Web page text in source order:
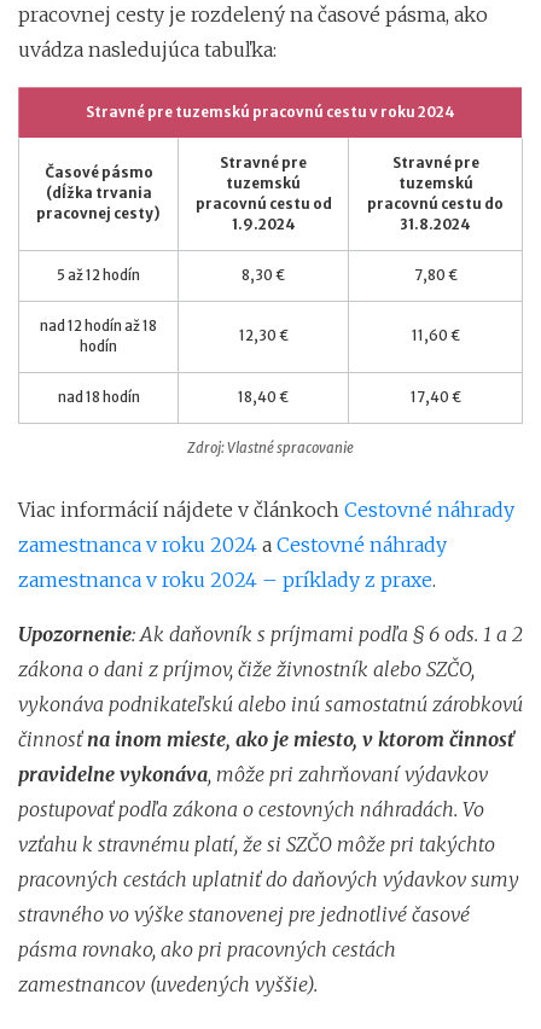
pracovnej cesty je rozdelený na časové pásma, ako
uvádza nasledujúca tabuľka:
Zdroj: Vlastné spracovanie
Stravné pre tuzemskú pracovnú cestu v roku 2024
Časové pásmo
(dĺžka trvania
pracovnej cesty)
Stravné pre
tuzemskú
pracovnú cestu od
1.9.2024
Stravné pre
tuzemskú
pracovnú cestu do
31.8.2024
5 až 12 hodín 8,30 € 7,80 €
nad 12 hodín až 18
hodín
12,30 € 11,60 €
nad 18 hodín 18,40 € 17,40 €
Viac informácií nájdete v článkoch Cestovné náhrady
zamestnanca v roku 2024 a Cestovné náhrady
zamestnanca v roku 2024 – príklady z praxe.
Upozornenie: Ak daňovník s príjmami podľa § 6 ods. 1 a 2
zákona o dani z príjmov, čiže živnostník alebo SZČO,
vykonáva podnikateľskú alebo inú samostatnú zárobkovú
činnosť na inom mieste, ako je miesto, v ktorom činnosť
pravidelne vykonáva, môže pri zahrňovaní výdavkov
postupovať podľa zákona o cestovných náhradách. Vo
vzťahu k stravnému platí, že si SZČO môže pri takýchto
pracovných cestách uplatniť do daňových výdavkov sumy
stravného vo výške stanovenej pre jednotlivé časové
pásma rovnako, ako pri pracovných cestách
zamestnancov (uvedených vyššie).